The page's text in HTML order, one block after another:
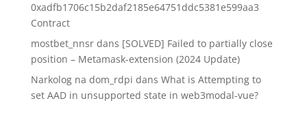
0xadfb1706c15b2daf2185e64751ddc5381e599aa3
Contract
mostbet_nnsrdans [SOLVED] Failed to partially close
position – Metamask-extension (2024 Update)
Narkolog na dom_rdpi dans What is Attempting to
set AAD in unsupported state in web3modal-vue?